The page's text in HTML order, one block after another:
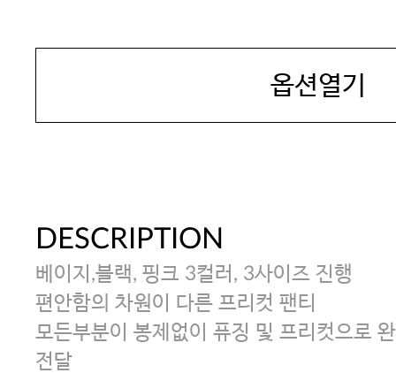
옵션열기
DESCRIPTION
베이지,블랙, 핑크 3컬러, 3사이즈 진행
편안함의 차원이 다른 프리컷 팬티
모든부분이 봉제없이 퓨징 및 프리컷으로
전달